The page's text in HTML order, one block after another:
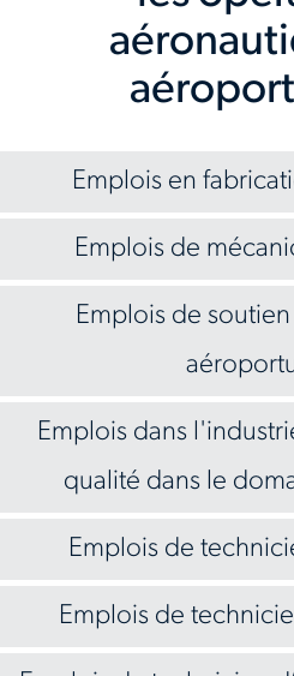
Emplois en
Emplois de
Emplois de
Emplois dans
qualité dans le
Emplois de
Emplois de